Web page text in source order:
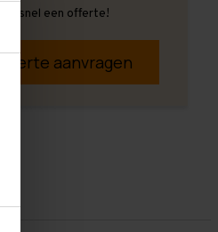
snel een offerte!
Offerte aanvragen